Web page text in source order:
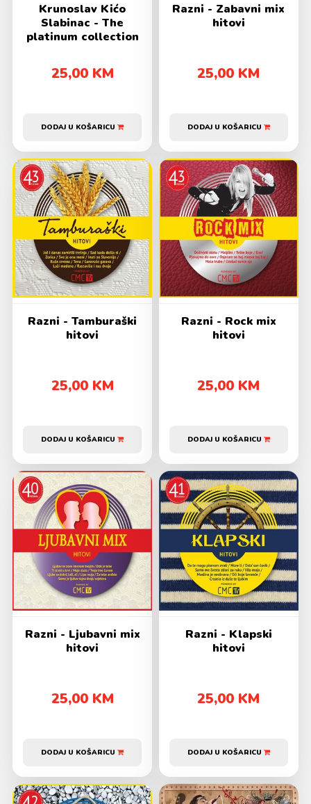
Krunoslav Kićo
Slabinac - The
platinum collection
25,00 KM
DODAJ U KOŠARICU
Razni - Zabavni mix
hitovi
25,00 KM
DODAJ U KOŠARICU
Razni - Tamburaški
hitovi
25,00 KM
DODAJ U KOŠARICU
Razni - Rock mix
hitovi
25,00 KM
DODAJ U KOŠARICU
Razni - Ljubavni mix
hitovi
25,00 KM
DODAJ U KOŠARICU
Razni - Klapski
hitovi
25,00 KM
DODAJ U KOŠARICU